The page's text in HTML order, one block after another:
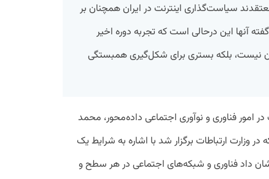
سیاست‌گذاری اینترنت در ایران همچنان بر
آنها این درحالی‌ است که تجربه دوره اخیر
نیست، بلکه بستری برای شکل‌گیری همبستگی
امور فناوری و نوآوری اجتماعی داده‌محور، محمد
در وزارت ارتباطات برگزار شد با اشاره به شرایط یک
داد فناوری و شبکه‌های اجتماعی در هر سطح و